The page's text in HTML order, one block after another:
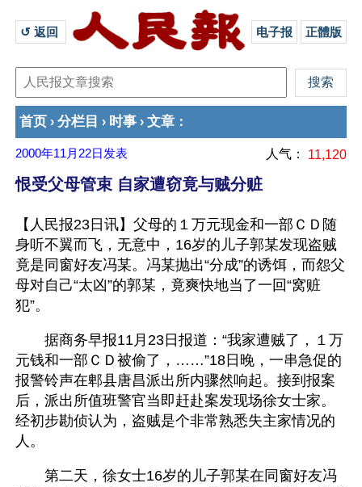
↺ 返回 电子报 正體版
首页 › 分栏目 › 时事 › 文章 ：
2000年11月22日 发表 人气： 11,120
恨受父母管束 自家遭窃竟与贼分赃
【人民报23日讯】父母的１万元现金和一部ＣＤ随
身听不翼而飞，无意中，16岁的儿子郭某发现盗贼
竟是同窗好友冯某。冯某抛出“分成”的诱饵，而怨父
母对自己“太凶”的郭某，竟爽快地当了一回“窝赃
犯”。
据商务早报11月23日报道：“我家遭贼了，１万
元钱和一部ＣＤ被偷了，……”18日晚，一串急促的
报警铃声在郫县唐昌派出所内骤然响起。接到报案
后，派出所值班警官当即赶赴案发现场徐女士家。
经初步勘侦认为，盗贼是个非常熟悉失主家情况的
人。
第二天，徐女士16岁的儿子郭某在同窗好友冯